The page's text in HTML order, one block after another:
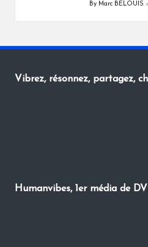
Posted
By Marc BELOUIS
Vibrez, résonnez, partagez,
Humanvibes, 1er média de